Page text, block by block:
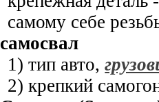
самому себе
самосвал
1) тип авто,
2) крепкий